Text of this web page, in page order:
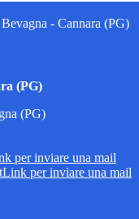
- Cannara (PG)
(PG)
(PG)
per inviare una mail
Link per inviare una mail